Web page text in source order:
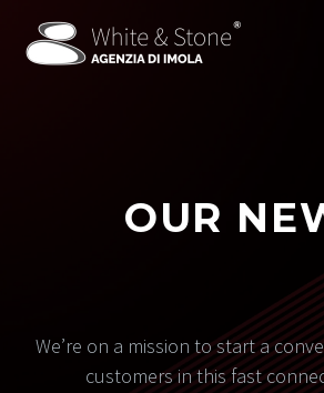
OUR
We’re on a mission to start a
customers in this fast